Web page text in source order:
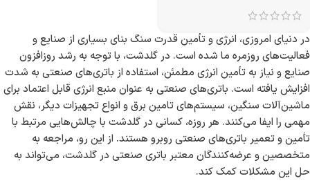
در دنیای امروزی، انرژی و تأمین قدرت سنگ بنای بسیاری از صنایع و
فعالیت‌های روزمره ما شده است. در گلدشت، با توجه به رشد روزافزون
صنایع و نیاز به تأمین انرژی مطمئن، استفاده از باتری‌های صنعتی به شدت
افزایش یافته است. باتری‌های صنعتی به عنوان منبع انرژی قابل اعتماد برای
ماشین‌آلات سنگین، سیستم‌های تامین برق و انواع تجهیزات دیگر، نقش
مهمی را ایفا می‌کنند. هر روزه، کسانی در گلدشت با چالش‌هایی مرتبط با
تأمین و تعمیر باتری‌های صنعتی روبرو هستند. از این رو، مراجعه به
متخصصین و عرضه‌کنندگان معتبر باتری صنعتی در گلدشت، می‌تواند به
حل این مشکلات کمک کند.